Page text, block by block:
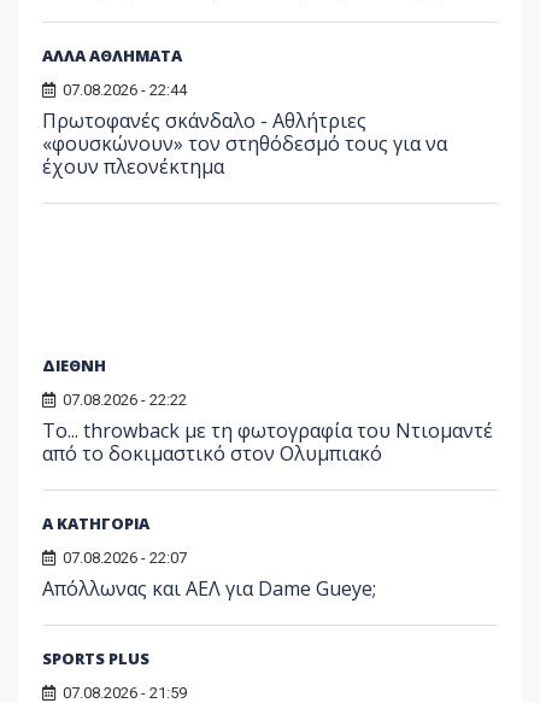
ΑΛΛΑ ΑΘΛΗΜΑΤΑ
07.08.2026 - 22:44
Πρωτοφανές σκάνδαλο - Aθλήτριες
«φουσκώνουν» τον στηθόδεσμό τους για να
έχουν πλεονέκτημα
ΔΙΕΘΝΗ
07.08.2026 - 22:22
Το... throwback με τη φωτογραφία του Ντιομαντέ
από το δοκιμαστικό στον Ολυμπιακό
Α ΚΑΤΗΓΟΡΙΑ
07.08.2026 - 22:07
Απόλλωνας και ΑΕΛ για Dame Gueye;
SPORTS PLUS
07.08.2026 - 21:59